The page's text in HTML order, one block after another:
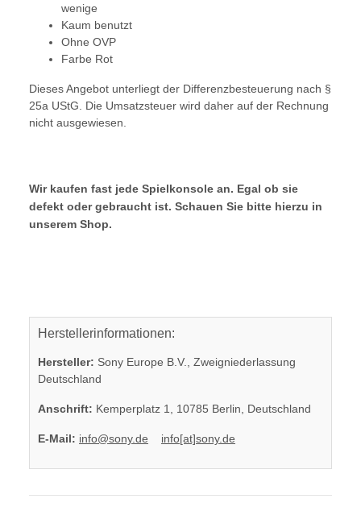
wenige
Kaum benutzt
Ohne OVP
Farbe Rot
Dieses Angebot unterliegt der Differenzbesteuerung nach §
25a UStG. Die Umsatzsteuer wird daher auf der Rechnung
nicht ausgewiesen.
Wir kaufen fast jede Spielkonsole an. Egal ob sie
defekt oder gebraucht ist. Schauen Sie bitte hierzu in
unserem Shop.
Herstellerinformationen:
Hersteller: Sony Europe B.V., Zweigniederlassung
Deutschland
Anschrift: Kemperplatz 1, 10785 Berlin, Deutschland
E-Mail: info@sony.de info[at]sony.de